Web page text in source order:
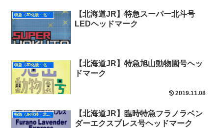
特急（JR化後・北海道）
【北海道JR】特急スーパー北斗号
LEDヘッドマーク
【北海道JR】特急旭山動物園号ヘッ
ドマーク
2019.11.08
特急（JR化後・北海道）
【北海道JR】臨時特急フラノラベン
ダーエクスプレス号ヘッドマーク